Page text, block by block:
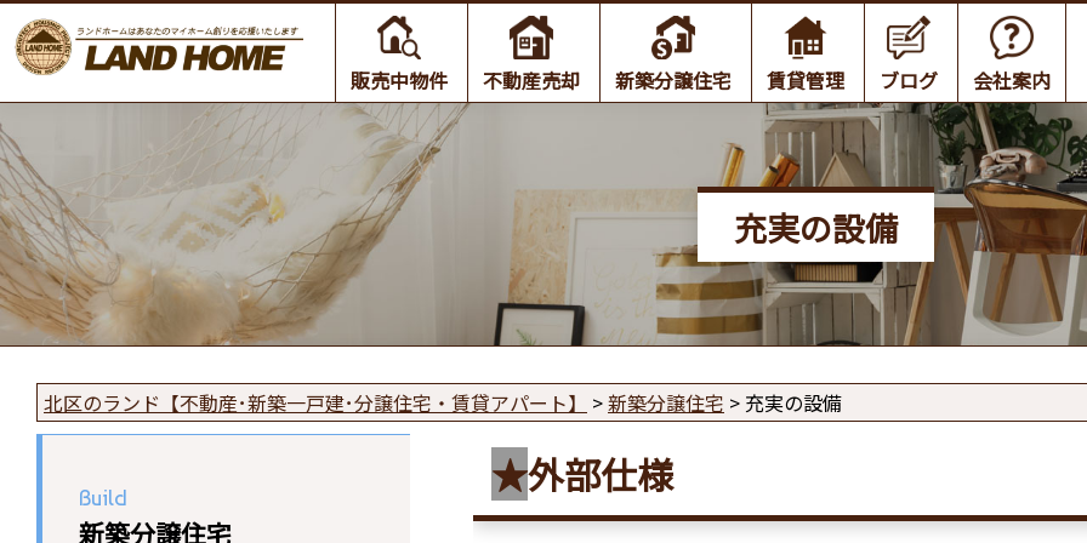
販売中物件 不動産売却 新築分譲住宅 賃貸管理 ブログ 会社案内
充実の設備
北区のランド【不動産･新築一戸建･分譲住宅・賃貸アパート】 >新築分譲住宅 > 充実の設備
★外部仕様
Build
新築分譲住宅